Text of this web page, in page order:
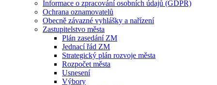
Informace o zpracování osobních údajů (GDPR)
Ochrana oznamovatelů
Obecně závazné vyhlášky a nařízení
Zastupitelstvo města
Plán zasedání ZM
Jednací řád ZM
Strategický plán rozvoje města
Rozpočet města
Usnesení
Výbory